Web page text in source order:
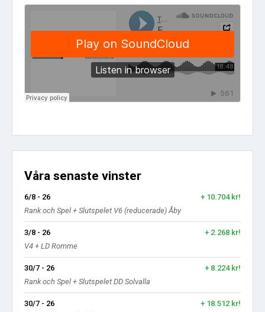
Våra senaste vinster
6/8 - 26
+ 10.704 kr!
Rank och Spel + Slutspelet V6 (reducerade) Åby
3/8 - 26
+ 2.268 kr!
V4 + LD Romme
30/7 - 26
+ 8.224 kr!
Rank och Spel + Slutspelet DD Solvalla
30/7 - 26
+ 18.512 kr!